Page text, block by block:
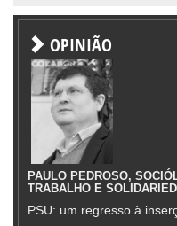
OPINIÃO
PAULO PEDROSO,
TRABALHO E
PSU: um regresso à